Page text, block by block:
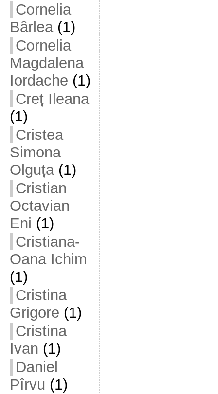
Cornelia
Bârlea(1)
Cornelia
Magdalena
Iordache (1)
Creț Ileana
(1)
Cristea
Simona
Olguța(1)
Cristian
Octavian
Eni (1)
Cristiana-
Oana Ichim
(1)
Cristina
Grigore (1)
Cristina
Ivan (1)
Daniel
Pîrvu (1)